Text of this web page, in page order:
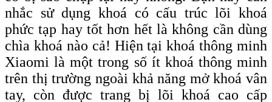
nhắc sử dụng khoá có cấu trúc lõi khoá
phức tạp hay tốt hơn hết là không cần dùng
chìa khoá nào cả! Hiện tại khoá thông minh
Xiaomi là một trong số ít khoá thông minh
trên thị trường ngoài khả năng mở khoá vân
tay, còn được trang bị lõi khoá cao cấp